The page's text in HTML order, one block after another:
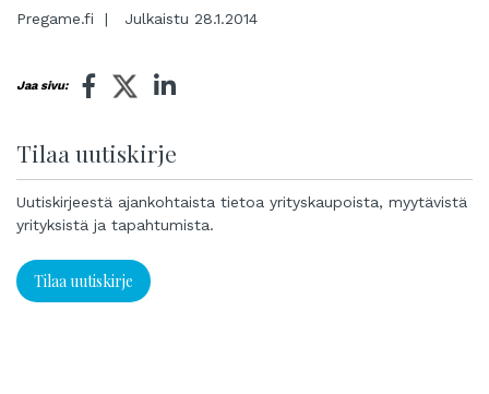
Pregame.fi | Julkaistu 28.1.2014
Jaa sivu:
Tilaa uutiskirje
Uutiskirjeestä ajankohtaista tietoa yrityskaupoista, myytävistä
yrityksistä ja tapahtumista.
Tilaa uutiskirje